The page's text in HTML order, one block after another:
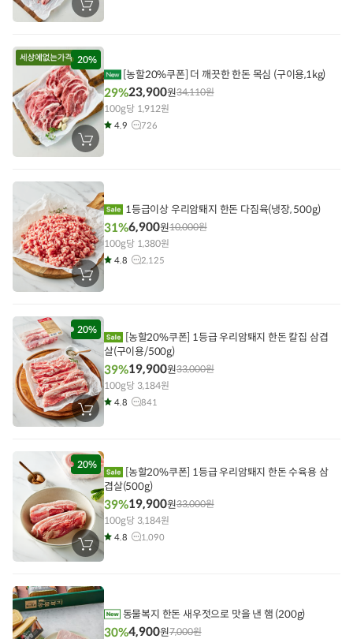
장
바
에
담
기
20%
장
바
에
담
기
[농할20%쿠폰] 더 깨끗한 한돈 목심 (구이용,1kg)
29%23,900원34,110원
100g당 1,912원
4.9 726
장
바
에
담
기
1등급이상 우리암퇘지 한돈 다짐육(냉장, 500g)
31%6,900원10,000원
100g당 1,380원
4.8 2,125
20%
장
바
에
담
기
살(구이용/500g)
39%19,900원33,000원
100g당 3,184원
4.8 841
20%
장
바
에
기
겹살(500g)
39%19,900원33,000원
100g당 3,184원
4.8 1,090
동물복지 한돈 새우젓으로 맛을 낸 햄 (200g)
30%4,900원7,000원